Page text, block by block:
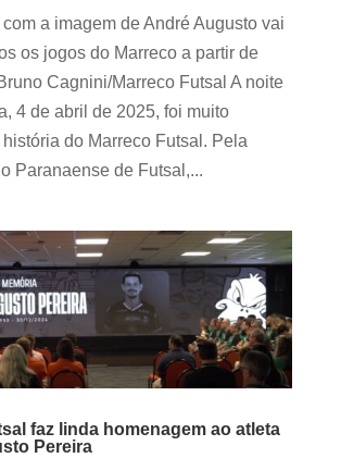
a imagem de André Augusto vai
os jogos do Marreco a partir de
Cagnini/Marreco Futsal A noite
4 de abril de 2025, foi muito
do Marreco Futsal. Pela
Paranaense de Futsal,...
faz linda homenagem ao atleta
Pereira